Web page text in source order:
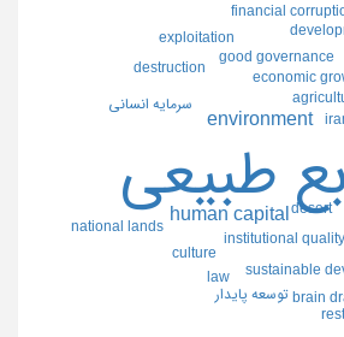
طبيعي
environment
human capital
institutional quality
desert
economic
good governance
sustainable
توسعه پايدار
سرمايه انساني
brain
culture
destruction
exploitation
financial
law
national lands